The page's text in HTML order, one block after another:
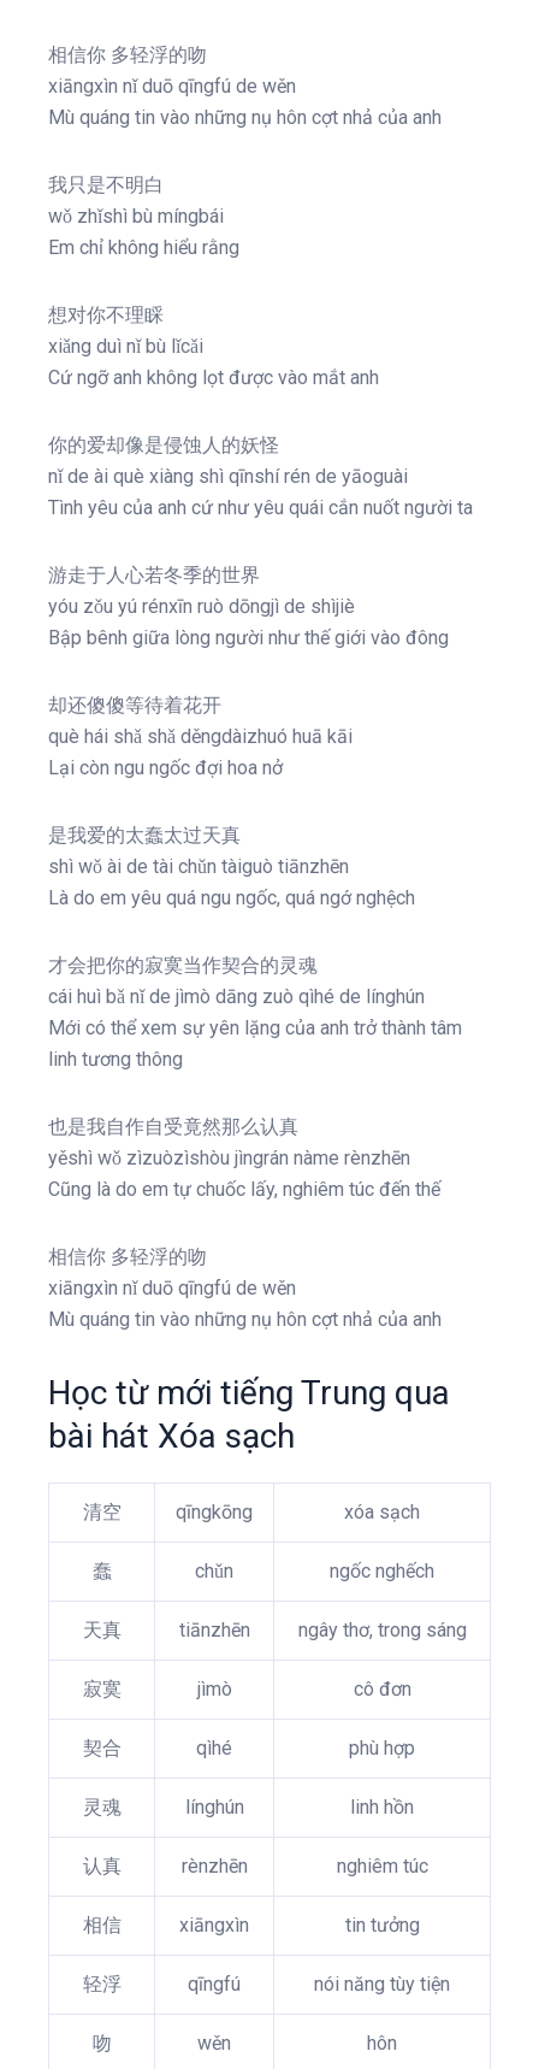
相信你 多轻浮的吻
xiāngxìn nǐ duō qīngfú de wěn
Mù quáng tin vào những nụ hôn cợt nhả của anh
我只是不明白
wǒ zhǐshì bù míngbái
Em chỉ không hiểu rằng
想对你不理睬
xiǎng duì nǐ bù lǐcǎi
Cứ ngỡ anh không lọt được vào mắt anh
你的爱却像是侵蚀人的妖怪
nǐ de ài què xiàng shì qīnshí rén de yāoguài
Tình yêu của anh cứ như yêu quái cắn nuốt người ta
游走于人心若冬季的世界
yóu zǒu yú rénxīn ruò dōngjì de shìjiè
Bập bênh giữa lòng người như thế giới vào đông
却还傻傻等待着花开
què hái shǎ shǎ děngdàizhuó huā kāi
Lại còn ngu ngốc đợi hoa nở
是我爱的太蠢太过天真
shì wǒ ài de tài chǔn tàiguò tiānzhēn
Là do em yêu quá ngu ngốc, quá ngớ nghệch
才会把你的寂寞当作契合的灵魂
cái huì bǎ nǐ de jìmò dāng zuò qìhé de línghún
Mới có thể xem sự yên lặng của anh trở thành tâm
linh tương thông
也是我自作自受竟然那么认真
yěshì wǒ zìzuòzìshòu jìngrán nàme rènzhēn
Cũng là do em tự chuốc lấy, nghiêm túc đến thế
相信你 多轻浮的吻
xiāngxìn nǐ duō qīngfú de wěn
Mù quáng tin vào những nụ hôn cợt nhả của anh
Học từ mới tiếng Trung qua
bài hát Xóa sạch
清空 qīngkōng xóa sạch
蠢 chǔn ngốc nghếch
天真 tiānzhēn ngây thơ, trong sáng
寂寞 jìmò cô đơn
契合 qìhé phù hợp
灵魂 línghún linh hồn
认真 rènzhēn nghiêm túc
相信 xiāngxìn tin tưởng
轻浮 qīngfú nói năng tùy tiện
吻 wěn hôn